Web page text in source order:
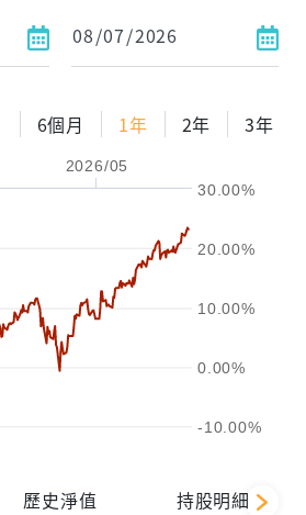
6個月 1年 2年 3年
2026/05
-10.00%
0.00%
10.00%
20.00%
30.00%
2年
-%
歷史淨值 持股明細